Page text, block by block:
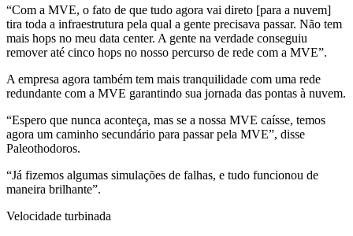
“Com a MVE, o fato de que tudo agora vai direto [para a nuvem]
tira toda a infraestrutura pela qual a gente precisava passar. Não tem
mais hops no meu data center. A gente na verdade conseguiu
remover até cinco hops no nosso percurso de rede com a MVE”.
A empresa agora também tem mais tranquilidade com uma rede
redundante com a MVE garantindo sua jornada das pontas à nuvem.
“Espero que nunca aconteça, mas se a nossa MVE caísse, temos
agora um caminho secundário para passar pela MVE”, disse
Paleothodoros.
“Já fizemos algumas simulações de falhas, e tudo funcionou de
maneira brilhante”.
Velocidade turbinada